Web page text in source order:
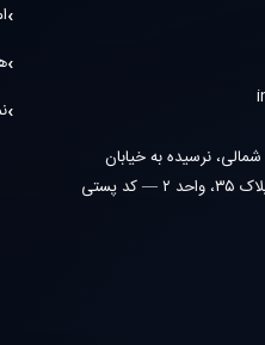
نرسیده به خیابان
بهشتی، کوچه کوشش، پلاک ۳۵، واحد ۲ — کد پستی